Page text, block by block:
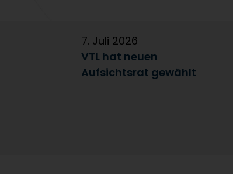
7. Juli 2026
VTL hat neuen
Aufsichtsrat gewählt